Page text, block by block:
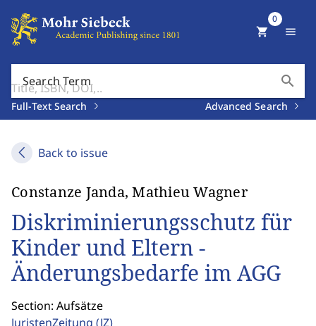
Search Term search
Full-Text Search Advanced Search
shopping_cart
0
menu
Back to issue
Constanze Janda, Mathieu Wagner
Diskriminierungsschutz für
Kinder und Eltern -
Änderungsbedarfe im AGG
Section: Aufsätze
JuristenZeitung (JZ)